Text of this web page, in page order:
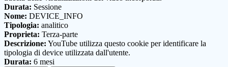
Durata: Sessione
Nome: DEVICE_INFO
Tipologia: analitico
Proprieta: Terza-parte
Descrizione: YouTube utilizza questo cookie per identificare la
tipologia di device utilizzata dall'utente.
Durata: 6 mesi